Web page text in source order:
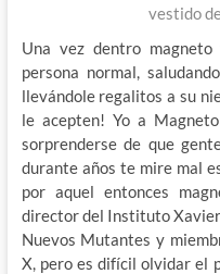
vestido
Una vez dentro
persona normal,
llevándole regalitos a su
le acepten! Yo a
sorprenderse de que
durante años te mire mal
por aquel entonces
director del Instituto
Nuevos Mutantes y
X, pero es difícil olvidar el